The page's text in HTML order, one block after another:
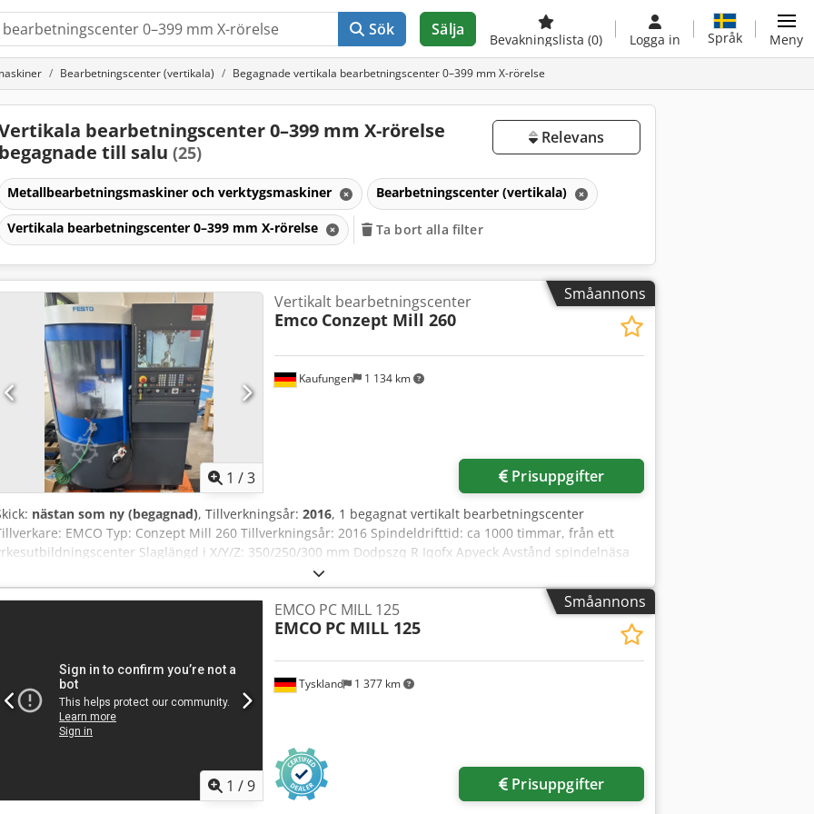
Sök Sälja
Bevakningslista (0) Logga in Språk Meny
Bearbetningscenter (vertikala) Begagnade vertikala bearbetningscenter 0–399 mm X-rörelse
bearbetningscenter 0–399 mm X-rörelse
begagnade till salu (25)
Relevans
Metallbearbetningsmaskiner och verktygsmaskiner Bearbetningscenter (vertikala)
Vertikala bearbetningscenter 0–399 mm X-rörelse Ta bort alla filter
Småannons
1 /3
Kaufungen 1 134 km
Vertikalt bearbetningscenter
Emco Conzept Mill 260
Prisuppgifter
nästan som ny (begagnad), Tillverkningsår: 2016, 1 begagnat vertikalt bearbetningscenter
EMCO Typ: Conzept Mill 260 Tillverkningsår: 2016 Spindeldrifttid: ca 1000 timmar, från ett
Slaglängd i X/Y/Z: 350/250/300 mm Dodpszq R Iqofx Apyeck Avstånd spindelnäsa
till bord: 120–420 mm Snabbmatningshastighet X/Y/Z: 24 m/min Arbetsmatningshastighet X/Y/Z: 0–10
min Max. matningskraft i X/Y/Z: 3000 N Spännyta: 520 x 300 mm Max. bordsbelastning: 100 kg Antal
verktygsplatser: 20 Max. verktygsdiameter: 80 mm Max. varvtal: 10 000 varv/min Max. vridmoment: 34 Nm
Mått (L x B x H): 1600 x 1700 x 2200 mm Maskinvikt: 1970 kg
Småannons
1 /9
Tyskland 1 377 km
EMCO PC MILL 125
EMCO PC MILL 125
Prisuppgifter